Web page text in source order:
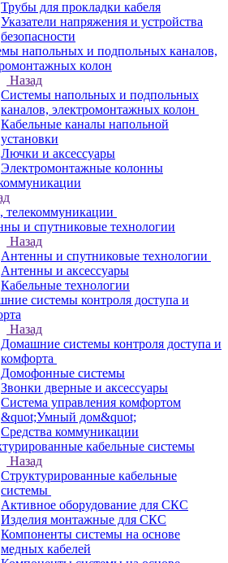
Трубы для прокладки кабеля
Указатели напряжения и устройства
безопасности
напольных и подпольных каналов,
колон
Назад
Системы напольных и подпольных
каналов, электромонтажных колон
Кабельные каналы напольной
установки
Лючки и аксессуары
Электромонтажные колонны
телекоммуникации
и спутниковые технологии
Назад
Антенны и спутниковые технологии
Антенны и аксессуары
Кабельные технологии
системы контроля доступа и
Назад
Домашние системы контроля доступа и
комфорта
Домофонные системы
Звонки дверные и аксессуары
Система управления комфортом
&quot;Умный дом&quot;
Средства коммуникации
кабельные системы
Назад
Структурированные кабельные
системы
Активное оборудование для СКС
Изделия монтажные для СКС
Компоненты системы на основе
медных кабелей